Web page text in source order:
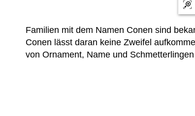
Familien mit dem Namen Conen sind
Conen lässt daran keine Zweifel
von Ornament, Name und Schmetterlingen